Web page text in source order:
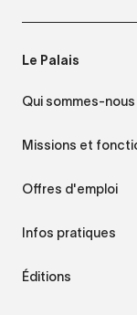
Le Palais
Qui sommes-nous
Missions et
Offres d'emploi
Infos pratiques
Éditions